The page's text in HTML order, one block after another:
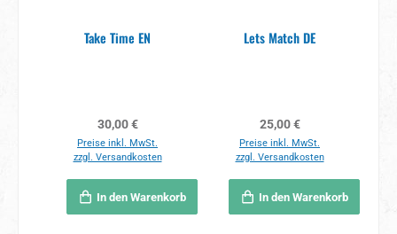
Take Time EN
Regulärer Preis:
30,00 €
Preise inkl. MwSt.
zzgl. Versandkosten
In den Warenkorb
Lets Match DE
Regulärer Preis:
25,00 €
Preise inkl. MwSt.
zzgl. Versandkosten
In den Warenkorb